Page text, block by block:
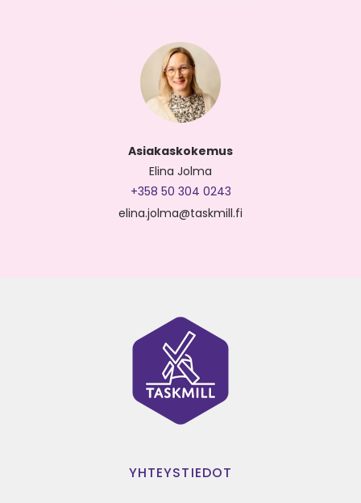
Asiakaskokemus
Elina Jolma
+358 50 304 0243
elina.jolma@taskmill.fi
YHTEYSTIEDOT